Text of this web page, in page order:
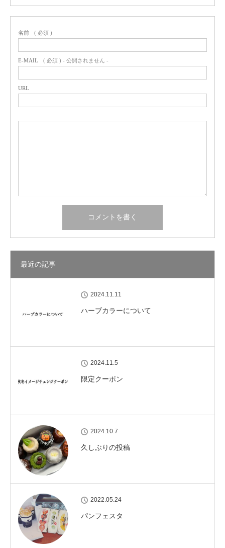
名前 ( 必須 )
E-MAIL ( 必須 ) - 公開されません -
URL
最近の記事
2024.11.11
ハーブカラーについて
2024.11.5
限定クーポン
2024.10.7
久しぶりの投稿
2022.05.24
パンフェスタ